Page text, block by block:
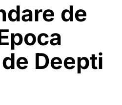
de
Deepti